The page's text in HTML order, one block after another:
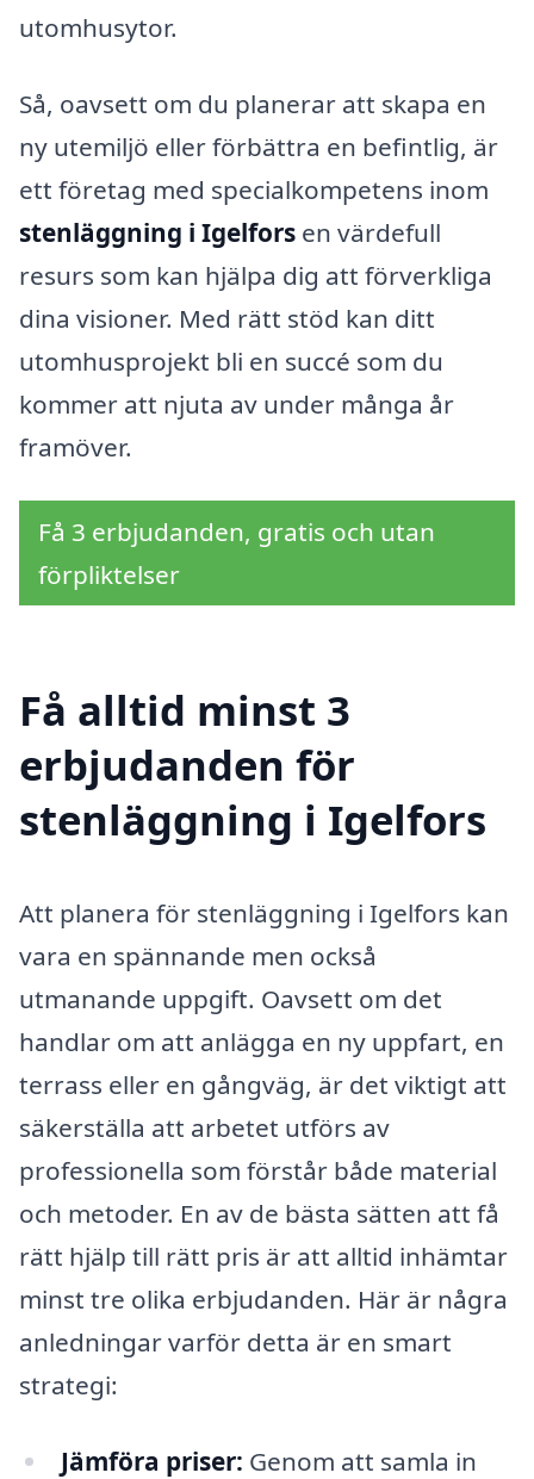
utomhusytor.
Så, oavsett om du planerar att skapa en
ny utemiljö eller förbättra en befintlig, är
ett företag med specialkompetens inom
stenläggning i Igelfors en värdefull
resurs som kan hjälpa dig att förverkliga
dina visioner. Med rätt stöd kan ditt
utomhusprojekt bli en succé som du
kommer att njuta av under många år
framöver.
Få 3 erbjudanden, gratis och utan
förpliktelser
Få alltid minst 3
erbjudanden för
stenläggning i Igelfors
Att planera för stenläggning i Igelfors kan
vara en spännande men också
utmanande uppgift. Oavsett om det
handlar om att anlägga en ny uppfart, en
terrass eller en gångväg, är det viktigt att
säkerställa att arbetet utförs av
professionella som förstår både material
och metoder. En av de bästa sätten att få
rätt hjälp till rätt pris är att alltid inhämtar
minst tre olika erbjudanden. Här är några
anledningar varför detta är en smart
strategi:
Jämföra priser: Genom att samla in